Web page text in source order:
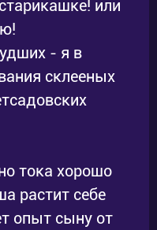
или
- я в
склееных
тока хорошо
растит себе
опыт сыну от